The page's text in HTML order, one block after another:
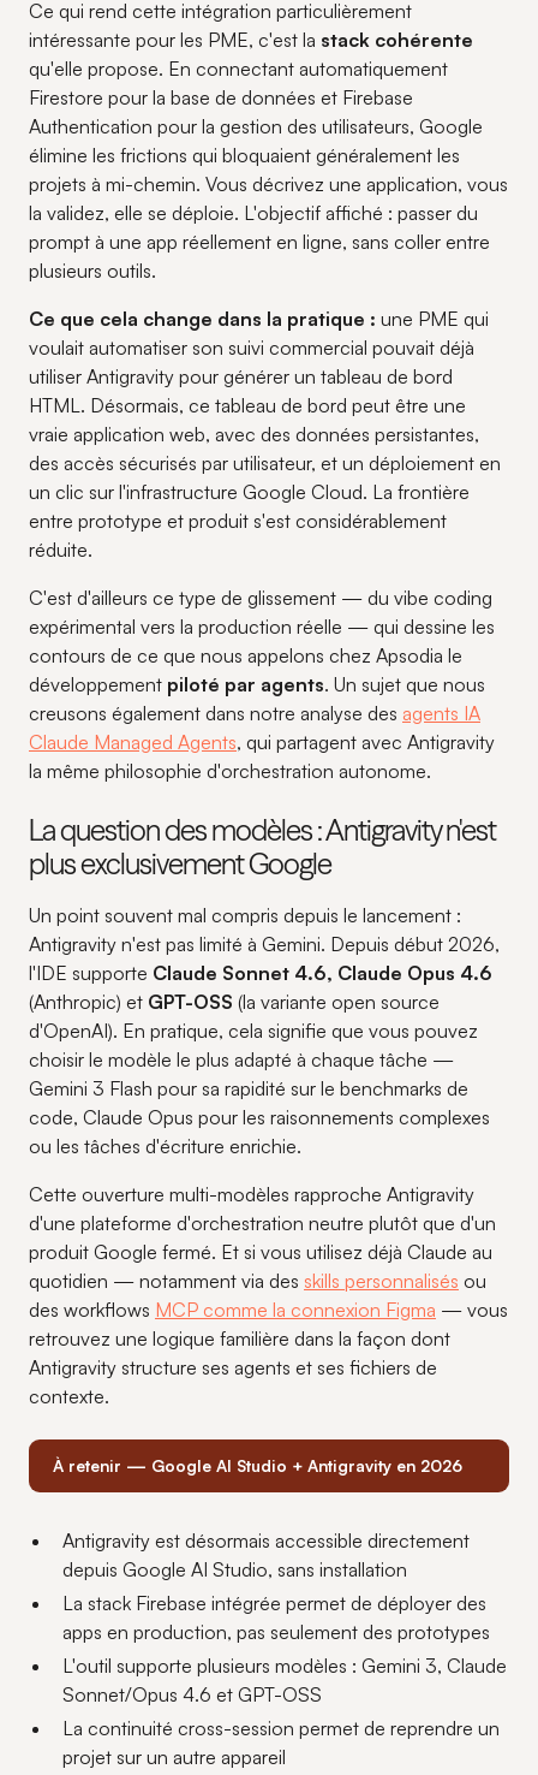
Ce qui rend cette intégration particulièrement
intéressante pour les PME, c'est la stack cohérente
qu'elle propose. En connectant automatiquement
Firestore pour la base de données et Firebase
Authentication pour la gestion des utilisateurs, Google
élimine les frictions qui bloquaient généralement les
projets à mi-chemin. Vous décrivez une application, vous
la validez, elle se déploie. L'objectif affiché : passer du
prompt à une app réellement en ligne, sans coller entre
plusieurs outils.
Ce que cela change dans la pratique : une PME qui
voulait automatiser son suivi commercial pouvait déjà
utiliser Antigravity pour générer un tableau de bord
HTML. Désormais, ce tableau de bord peut être une
vraie application web, avec des données persistantes,
des accès sécurisés par utilisateur, et un déploiement en
un clic sur l'infrastructure Google Cloud. La frontière
entre prototype et produit s'est considérablement
réduite.
C'est d'ailleurs ce type de glissement — du vibe coding
expérimental vers la production réelle — qui dessine les
contours de ce que nous appelons chez Apsodia le
développement piloté par agents. Un sujet que nous
creusons également dans notre analyse des agents IA
Claude Managed Agents, qui partagent avec Antigravity
la même philosophie d'orchestration autonome.
La question des modèles : Antigravity n'est
plus exclusivement Google
Un point souvent mal compris depuis le lancement :
Antigravity n'est pas limité à Gemini. Depuis début 2026,
l'IDE supporte Claude Sonnet 4.6, Claude Opus 4.6
(Anthropic) et GPT-OSS (la variante open source
d'OpenAI). En pratique, cela signifie que vous pouvez
choisir le modèle le plus adapté à chaque tâche —
Gemini 3 Flash pour sa rapidité sur le benchmarks de
code, Claude Opus pour les raisonnements complexes
ou les tâches d'écriture enrichie.
Cette ouverture multi-modèles rapproche Antigravity
d'une plateforme d'orchestration neutre plutôt que d'un
produit Google fermé. Et si vous utilisez déjà Claude au
quotidien — notamment via des skills personnalisés ou
des workflows MCP comme la connexion Figma — vous
retrouvez une logique familière dans la façon dont
Antigravity structure ses agents et ses fichiers de
contexte.
À retenir — Google AI Studio + Antigravity en 2026
Antigravity est désormais accessible directement
depuis Google AI Studio, sans installation
La stack Firebase intégrée permet de déployer des
apps en production, pas seulement des prototypes
L'outil supporte plusieurs modèles : Gemini 3, Claude
Sonnet/Opus 4.6 et GPT-OSS
La continuité cross-session permet de reprendre un
projet sur un autre appareil